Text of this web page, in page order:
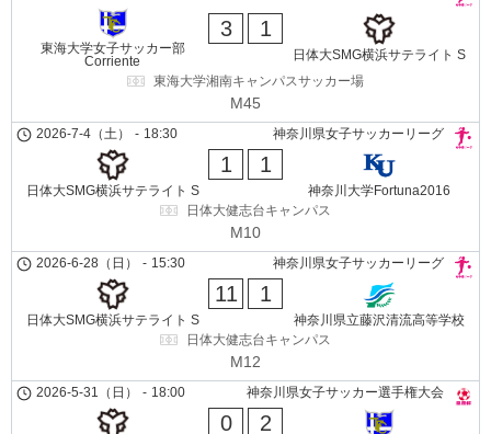
東海大学女子サッカー部
Corriente
3 1
日体大SMG横浜サテライト S
東海大学湘南キャンパスサッカー場
M45
神奈川県女子サッカーリーグ
2026-7-4（土） - 18:30
日体大SMG横浜サテライト S
1 1
神奈川大学Fortuna2016
日体大健志台キャンパス
M10
神奈川県女子サッカーリーグ
2026-6-28（日） - 15:30
日体大SMG横浜サテライト S
11 1
神奈川県立藤沢清流高等学校
日体大健志台キャンパス
M12
神奈川県女子サッカー選手権大会
2026-5-31（日） - 18:00
0 2